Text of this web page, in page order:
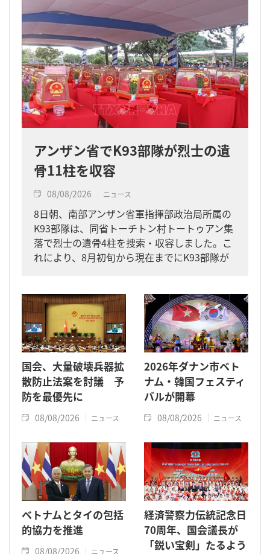
アンザン省でK93部隊が烈士の遺
骨11柱を収容
08/08/2026 ニュース
8日朝、南部アンザン省軍指揮部政治局所属の
K93部隊は、同省トーチトン村トートゥアン集
落で烈士の遺骨4柱を捜索・収容しました。こ
れにより、8月初旬から現在までにK93部隊が
国会、大量破壊兵器拡
散防止法案を討議 予
防を最優先に
08/08/2026 ニュース
2026年ダナン市ベト
ナム・韓国フェスティ
バルが開幕
08/08/2026 ニュース
ベトナムとタイの包括
的協力を推進
08/08/2026 ニュース
経済警察力伝統記念日
70周年、国会議長が
「鋭い宝剣」たるよう